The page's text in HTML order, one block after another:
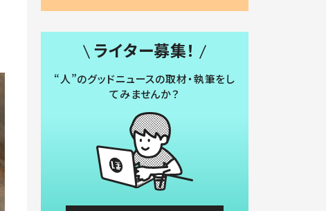
ライター募集！
“人”のグッドニュースの取材・執筆をし
てみませんか？